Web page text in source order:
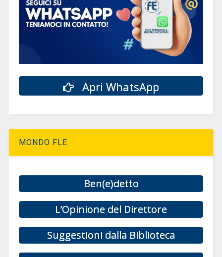
Apri WhatsApp
MONDO FLE
Ben(e)detto
L’Opinione del Direttore
Suggestioni dalla Biblioteca